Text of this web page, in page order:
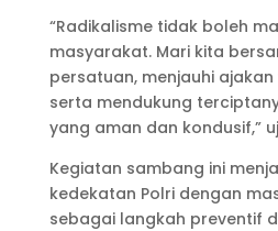
“Radikalisme tidak boleh
masyarakat. Mari kita
persatuan, menjauhi
serta mendukung
yang aman dan kondusif,”
Kegiatan sambang ini
kedekatan Polri dengan
sebagai langkah preventif